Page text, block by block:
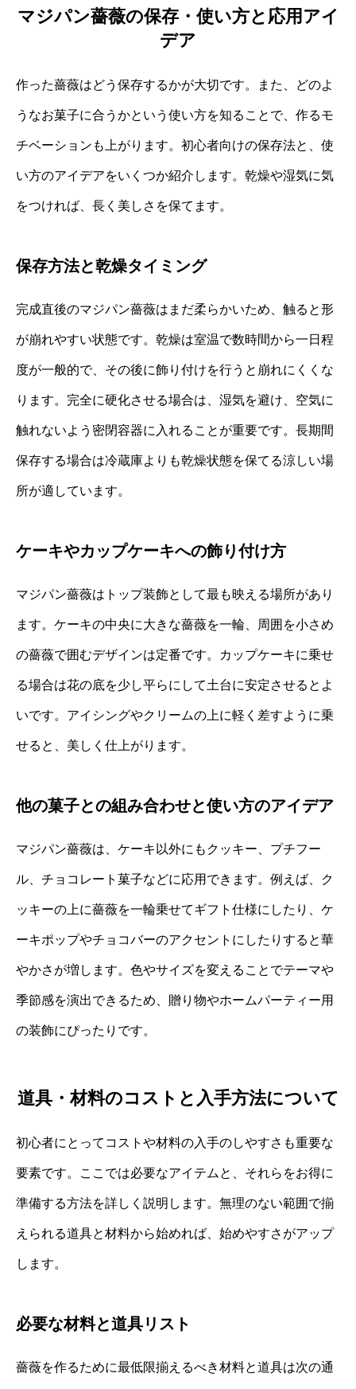
マジパン薔薇の保存・使い方と応用アイ
デア
作った薔薇はどう保存するかが大切です。また、どのよ
うなお菓子に合うかという使い方を知ることで、作るモ
チベーションも上がります。初心者向けの保存法と、使
い方のアイデアをいくつか紹介します。乾燥や湿気に気
をつければ、長く美しさを保てます。
保存方法と乾燥タイミング
完成直後のマジパン薔薇はまだ柔らかいため、触ると形
が崩れやすい状態です。乾燥は室温で数時間から一日程
度が一般的で、その後に飾り付けを行うと崩れにくくな
ります。完全に硬化させる場合は、湿気を避け、空気に
触れないよう密閉容器に入れることが重要です。長期間
保存する場合は冷蔵庫よりも乾燥状態を保てる涼しい場
所が適しています。
ケーキやカップケーキへの飾り付け方
マジパン薔薇はトップ装飾として最も映える場所があり
ます。ケーキの中央に大きな薔薇を一輪、周囲を小さめ
の薔薇で囲むデザインは定番です。カップケーキに乗せ
る場合は花の底を少し平らにして土台に安定させるとよ
いです。アイシングやクリームの上に軽く差すように乗
せると、美しく仕上がります。
他の菓子との組み合わせと使い方のアイデア
マジパン薔薇は、ケーキ以外にもクッキー、プチフー
ル、チョコレート菓子などに応用できます。例えば、ク
ッキーの上に薔薇を一輪乗せてギフト仕様にしたり、ケ
ーキポップやチョコバーのアクセントにしたりすると華
やかさが増します。色やサイズを変えることでテーマや
季節感を演出できるため、贈り物やホームパーティー用
の装飾にぴったりです。
道具・材料のコストと入手方法について
初心者にとってコストや材料の入手のしやすさも重要な
要素です。ここでは必要なアイテムと、それらをお得に
準備する方法を詳しく説明します。無理のない範囲で揃
えられる道具と材料から始めれば、始めやすさがアップ
します。
必要な材料と道具リスト
薔薇を作るために最低限揃えるべき材料と道具は次の通